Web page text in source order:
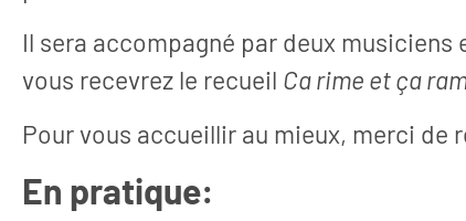
Il sera accompagné par deux musiciens
vous recevrez le recueil Ca rime et ça
Pour vous accueillir au mieux, merci de
En pratique: